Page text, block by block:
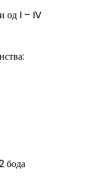
од I – IV
бода